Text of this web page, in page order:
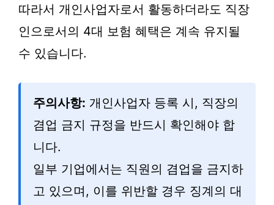
따라서 개인사업자로서 활동하더라도 직장
인으로서의 4대 보험 혜택은 계속 유지될
수 있습니다.
주의사항: 개인사업자 등록 시, 직장의
겸업 금지 규정을 반드시 확인해야 합
니다.
일부 기업에서는 직원의 겸업을 금지하
고 있으며, 이를 위반할 경우 징계의 대